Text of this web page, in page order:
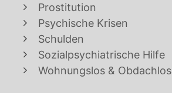
Prostitution
Psychische Krisen
Schulden
Sozialpsychiatrische Hilfe
Wohnungslos & Obdachlos